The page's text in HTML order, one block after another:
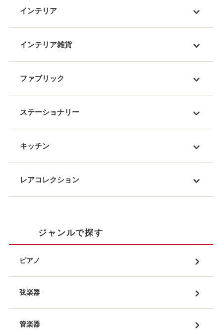
インテリア
インテリア雑貨
ファブリック
ステーショナリー
キッチン
レアコレクション
ジャンルで探す
ピアノ
弦楽器
管楽器